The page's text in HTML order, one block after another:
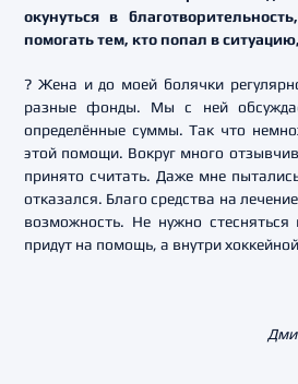
окунуться в
помогать тем, кто попал в
? Жена и до моей болячки
разные фонды. Мы с ней
определённые суммы. Так что
этой помощи. Вокруг много
принято считать. Даже мне
отказался. Благо средства на
возможность. Не нужно
придут на помощь, а внутри